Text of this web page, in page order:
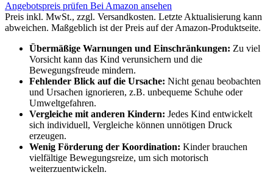
Angebotspreis prüfen Bei Amazon ansehen
Preis inkl. MwSt., zzgl. Versandkosten. Letzte Aktualisierung kann
abweichen. Maßgeblich ist der Preis auf der Amazon-Produktseite.
Übermäßige Warnungen und Einschränkungen: Zu viel
Vorsicht kann das Kind verunsichern und die
Bewegungsfreude mindern.
Fehlender Blick auf die Ursache: Nicht genau beobachten
und Ursachen ignorieren, z.B. unbequeme Schuhe oder
Umweltgefahren.
Vergleiche mit anderen Kindern: Jedes Kind entwickelt
sich individuell, Vergleiche können unnötigen Druck
erzeugen.
Wenig Förderung der Koordination: Kinder brauchen
vielfältige Bewegungsreize, um sich motorisch
weiterzuentwickeln.